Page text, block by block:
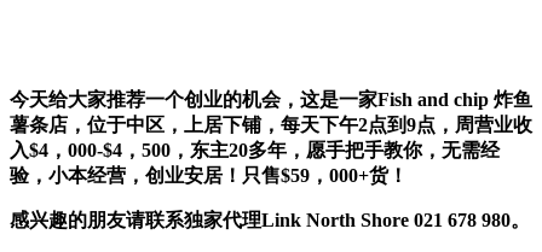
今天给大家推荐一个创业的机会，这是一家Fish and chip 炸鱼
薯条店，位于中区，上居下铺，每天下午2点到9点，周营业收
入$4，000-$4，500，东主20多年，愿手把手教你，无需经
验，小本经营，创业安居！只售$59，000+货！
感兴趣的朋友请联系独家代理Link North Shore 021 678 980。